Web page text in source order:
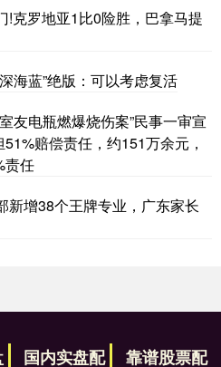
!克罗地亚1比0险胜，巴拿马提
海蓝”绝版：可以考虑复活
友电瓶燃爆烧伤案”民事一审宣
赔偿责任，约151万余元，
责任
新增38个王牌专业，广东家长
国内实盘配 靠谱股票配